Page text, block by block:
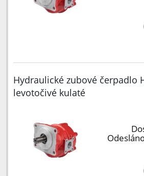
Hydraulické zubové čerpadlo
levotočivé kulaté